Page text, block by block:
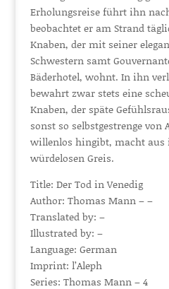
Erholungsreise führt ihn
beobachtet er am Strand
Knaben, der mit seiner
Schwestern samt
Bäderhotel, wohnt. In ihn
bewahrt zwar stets eine
Knaben, der späte
sonst so selbstgestrenge von
willenlos hingibt, macht
würdelosen Greis.
Title: Der Tod in Venedig
Author: Thomas Mann – –
Translated by: –
Illustrated by: –
Language: German
Imprint: l’Aleph
Series: Thomas Mann – 4